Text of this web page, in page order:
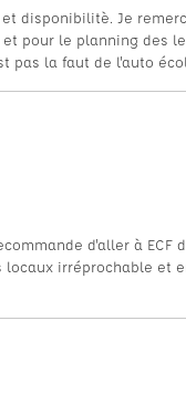
disponibilitè. Je
pour le planning des
pas la faut de l'auto
d'aller à ECF
irréprochable et